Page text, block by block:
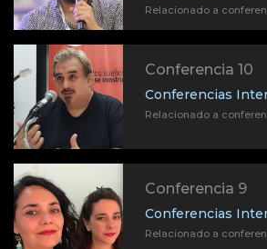
Relacionado a
Conferencia 10
Conferencias
Relacionado a
Conferencia 9
Conferencias
Relacionado a